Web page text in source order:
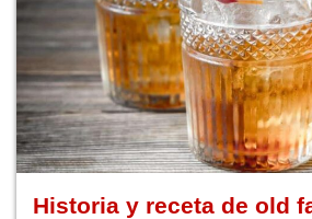
Historia y receta de old